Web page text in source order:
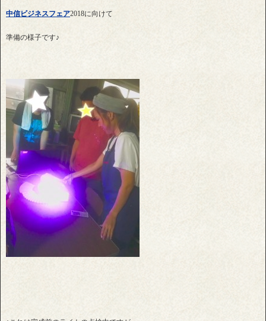
中信ビジネスフェア2018に向けて
準備の様子です♪